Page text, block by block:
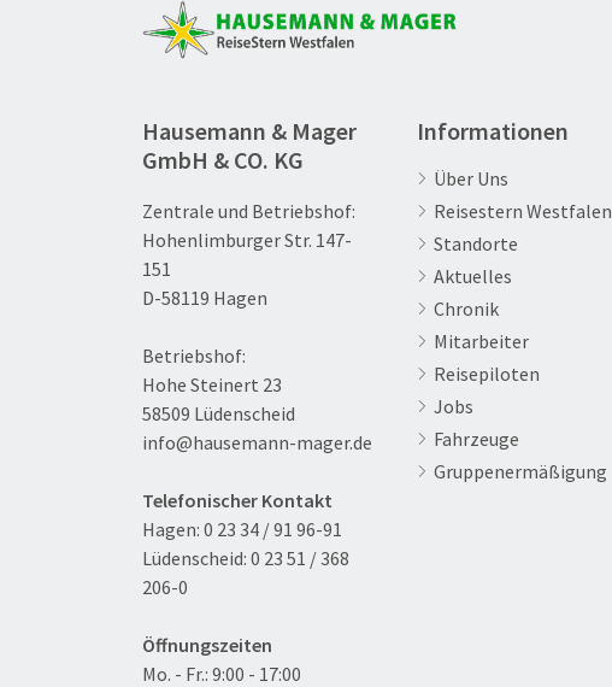
Hausemann & Mager
GmbH & CO. KG
Zentrale und Betriebshof:
Hohenlimburger Str. 147-
151
D-58119 Hagen
Betriebshof:
Hohe Steinert 23
58509 Lüdenscheid
info@hausemann-mager.de
Telefonischer Kontakt
Hagen: 0 23 34 / 91 96-91
Lüdenscheid: 0 23 51 / 368
206-0
Öffnungszeiten
Mo. - Fr.: 9:00 - 17:00
Informationen
Über Uns
Reisestern Westfalen
Standorte
Aktuelles
Chronik
Mitarbeiter
Reisepiloten
Jobs
Fahrzeuge
Gruppenermäßigung